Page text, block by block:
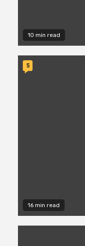
10 min read
16 min read
5